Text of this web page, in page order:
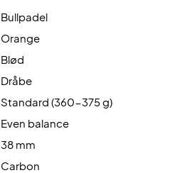
Bullpadel
Orange
Blød
Dråbe
Standard (360-375 g)
Even balance
38 mm
Carbon